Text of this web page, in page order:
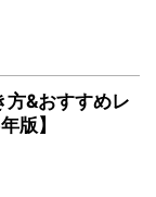
方&おすすめレ
版】